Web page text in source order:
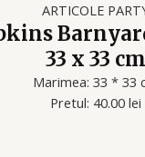
ARTICOLE
33 x 33 cm
Marimea: 33 * 33
Pretul: 40.00 lei